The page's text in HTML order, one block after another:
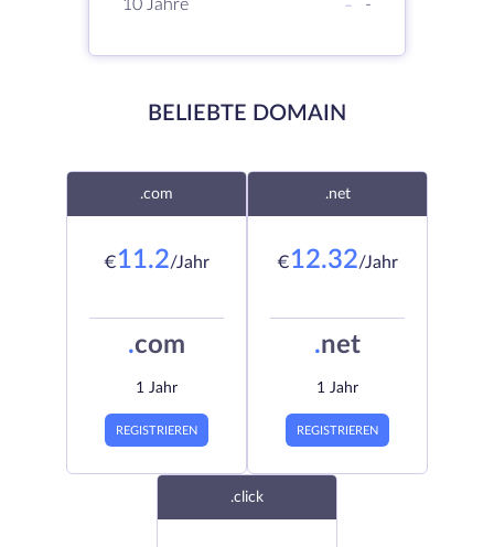
10 Jahre
- -
BELIEBTE DOMAIN
.com
€11.2/Jahr
.com
1 Jahr
REGISTRIEREN
.net
€12.32/Jahr
.net
1 Jahr
REGISTRIEREN
.click